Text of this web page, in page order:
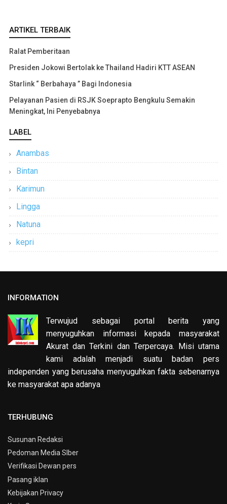
ARTIKEL TERBAIK
Ralat Pemberitaan
Presiden Jokowi Bertolak ke Thailand Hadiri KTT ASEAN
Starlink “ Berbahaya ” Bagi Indonesia
Pelayanan Pasien di RSJK Soeprapto Bengkulu Semakin
Meningkat, Ini Penyebabnya
LABEL
Anambas
Bintan
Karimun
Lingga
Natuna
kepri
INFORMATION
Terwujud sebagai portal berita yang
menyuguhkan informasi kepada masyarakat
Akurat dan Terkini dan Terpercaya. Misi utama
kami adalah menjadi suatu badan pers
independen yang berusaha menyuguhkan fakta sebenarnya
ke masyarakat apa adanya
TERHUBUNG
Susunan Redaksi
Pedoman Media SIber
Verifikasi Dewan pers
Pasang iklan
Kebijakan Privacy